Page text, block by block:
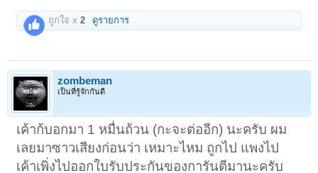
ถูกใจ x2 ดูรายการ
zombeman
เป็นที่รู้จักกันดี
เค้าก้บอกมา 1 หมื่นถ้วน (กะจะต่ออีก) นะครับ ผม
เลยมาซาวเสียงก่อนว่า เหมาะไหม ถูกไป แพงไป
เค้าเพิ่งไปออกใบรับประกันของการันตีมานะครับ